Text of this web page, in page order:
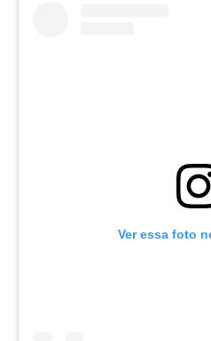
Ver essa foto